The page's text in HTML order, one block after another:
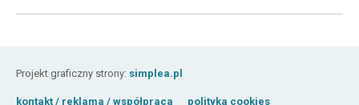
Projekt graficzny strony: simplea.pl
kontakt / reklama / współpraca
polityka cookies